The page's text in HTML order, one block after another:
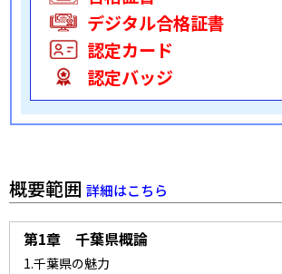
デジタル合格証書
認定カード
認定バッジ
概要範囲 詳細はこちら
第1章 千葉県概論
1.千葉県の魅力